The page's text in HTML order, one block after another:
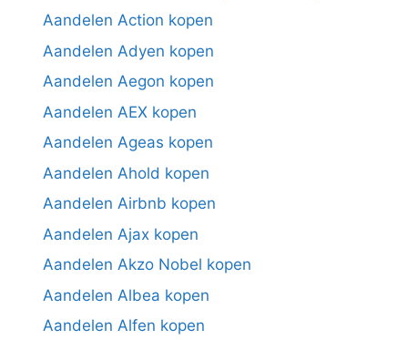
Aandelen Action kopen
Aandelen Adyen kopen
Aandelen Aegon kopen
Aandelen AEX kopen
Aandelen Ageas kopen
Aandelen Ahold kopen
Aandelen Airbnb kopen
Aandelen Ajax kopen
Aandelen Akzo Nobel kopen
Aandelen Albea kopen
Aandelen Alfen kopen